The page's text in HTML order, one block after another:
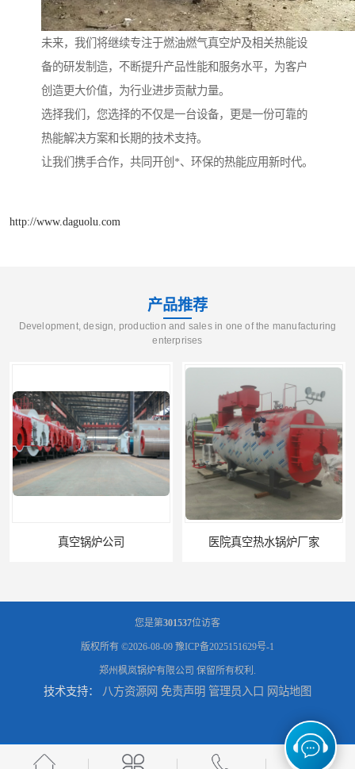
未来，我们将继续专注于燃油燃气真空炉及相关热能设
备的研发制造，不断提升产品性能和服务水平，为客户
创造更大价值，为行业进步贡献力量。
选择我们，您选择的不仅是一台设备，更是一份可靠的
热能解决方案和长期的技术支持。
让我们携手合作，共同开创*、环保的热能应用新时代。
http://www.daguolu.com
产品推荐
Development, design, production and sales in one of the manufacturing
enterprises
医院真空热水锅炉厂家 养殖真空热水锅炉厂商
天然气真空炉厂家 湿背式真空热水锅炉厂商
您是第301537位访客
版权所有 ©2026-08-09 豫ICP备2025151629号-1
郑州枫岚锅炉有限公司 保留所有权利.
技术支持： 八方资源网 免责声明 管理员入口 网站地图